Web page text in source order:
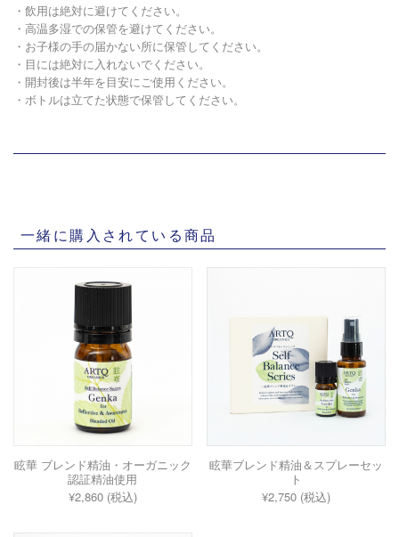
・飲用は絶対に避けてください。
・高温多湿での保管を避けてください。
・お子様の手の届かない所に保管してください。
・目には絶対に入れないでください。
・開封後は半年を目安にご使用ください。
・ボトルは立てた状態で保管してください。
一緒に購入されている商品
眩華 ブレンド精油・オーガニック
認証精油使用
¥2,860 (税込)
眩華ブレンド精油＆スプレーセッ
ト
¥2,750 (税込)